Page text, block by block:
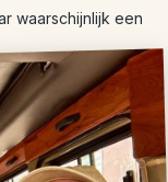
waarschijnlijk een